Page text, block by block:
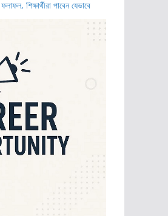
শিক্ষার্থীরা পাবেন যেভাবে